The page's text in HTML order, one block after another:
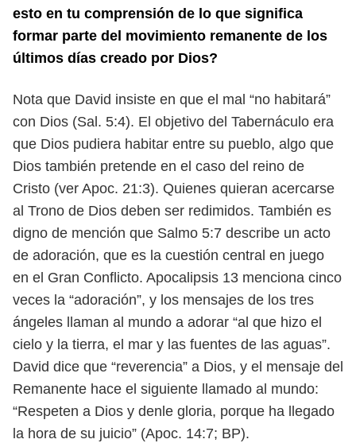
esto en tu comprensión de lo que significa
formar parte del movimiento remanente de los
últimos días creado por Dios?
Nota que David insiste en que el mal “no habitará”
con Dios (Sal. 5:4). El objetivo del Tabernáculo era
que Dios pudiera habitar entre su pueblo, algo que
Dios también pretende en el caso del reino de
Cristo (ver Apoc. 21:3). Quienes quieran acercarse
al Trono de Dios deben ser redimidos. También es
digno de mención que Salmo 5:7 describe un acto
de adoración, que es la cuestión central en juego
en el Gran Conflicto. Apocalipsis 13 menciona cinco
veces la “adoración”, y los mensajes de los tres
ángeles llaman al mundo a adorar “al que hizo el
cielo y la tierra, el mar y las fuentes de las aguas”.
David dice que “reverencia” a Dios, y el mensaje del
Remanente hace el siguiente llamado al mundo:
“Respeten a Dios y denle gloria, porque ha llegado
la hora de su juicio” (Apoc. 14:7; BP).